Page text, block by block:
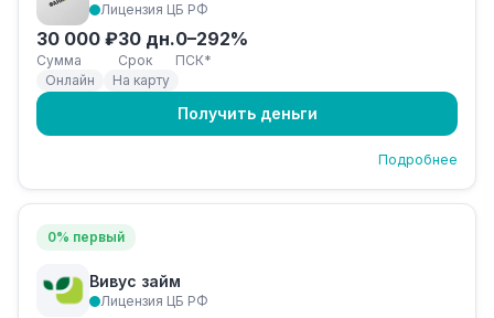
Лицензия ЦБ РФ
30 000 ₽
Сумма
30 дн.
Срок
0–292%
ПСК*
Онлайн
На карту
Получить деньги
Подробнее
0% первый
Вивус займ
Лицензия ЦБ РФ